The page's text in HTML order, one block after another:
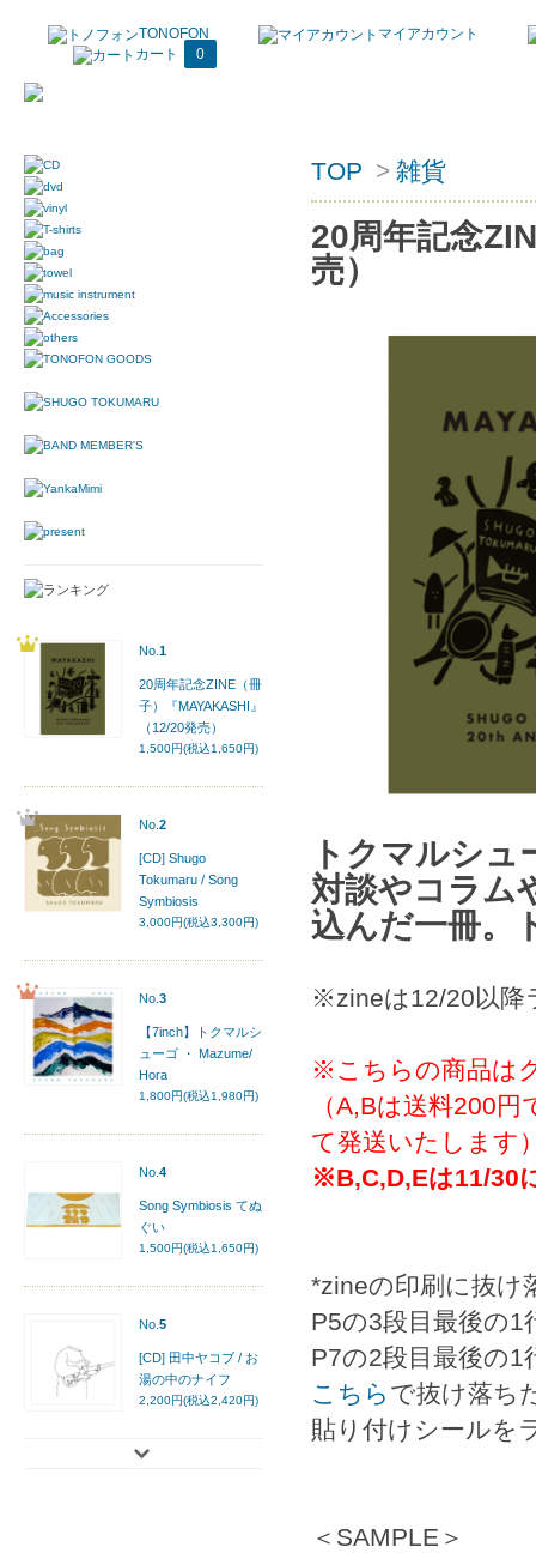
TONOFON
マイアカウント
カート
0
TOP > 雑貨
20周年記念
売）
トクマルシ
対談やコラム
込んだ一冊。
※zineは12/20以降
※こちらの商品は
（A,Bは送料200
て発送いたします
※B,C,D,Eは11/30
*zineの印刷に抜け
P5の3段目最後の1
P7の2段目最後の1
こちら で抜け落ち
貼り付けシールを
＜SAMPLE＞
No. 1
20周年記念ZINE（冊
子）『MAYAKASHI』
（12/20発売）
1,500円(税込1,650円)
No. 2
[CD] Shugo
Tokumaru / Song
Symbiosis
3,000円(税込3,300円)
No. 3
【7inch】トクマルシ
ューゴ ・ Mazume/
Hora
1,800円(税込1,980円)
No. 4
Song Symbiosis てぬ
ぐい
1,500円(税込1,650円)
No. 5
[CD] 田中ヤコブ / お
湯の中のナイフ
2,200円(税込2,420円)